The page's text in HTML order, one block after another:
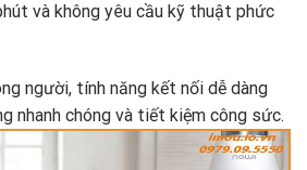
và không yêu cầu kỹ thuật phức
người, tính năng kết nối dễ dàng
nhanh chóng và tiết kiệm công sức.